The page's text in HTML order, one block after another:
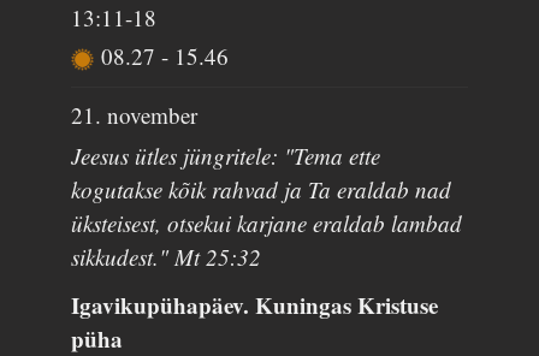
13:11-18
08.27- 15.46
21. november
Jeesus ütles jüngritele: "Tema ette
kogutakse kõik rahvad ja Ta eraldab nad
üksteisest, otsekui karjane eraldab lambad
sikkudest." Mt 25:32
Igavikupühapäev. Kuningas Kristuse
püha